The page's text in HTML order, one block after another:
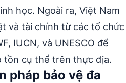
học. Ngoài ra, Việt Nam
và tài chính từ các tổ chức
IUCN, và UNESCO để
tồn cụ thể trên thực địa.
pháp bảo vệ đa